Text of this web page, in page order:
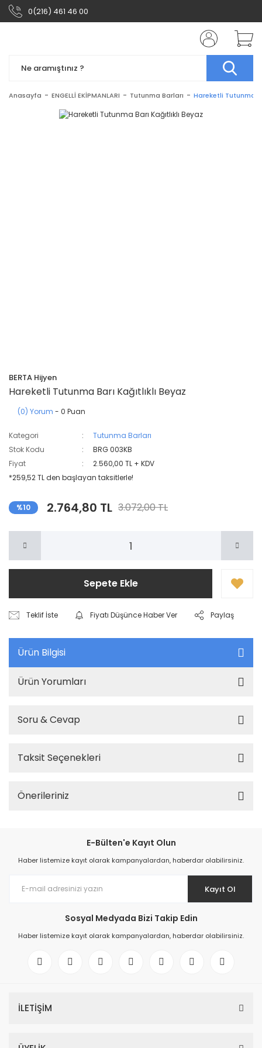
0(216) 461 46 00
Anasayfa ENGELLİ EKİPMANLARI Tutunma Barları Hareketli Tutunma
BERTA Hijyen
Hareketli Tutunma Barı Kağıtlıklı Beyaz
(0) Yorum - 0 Puan
Kategori
Tutunma Barları
Stok Kodu
BRG 003KB
Fiyat
2.560,00 TL + KDV
*259,52 TL den başlayan taksitlerle!
%10 2.764,80 TL 3.072,00 TL
Sepete Ekle
Teklif İste Fiyatı Düşünce Haber Ver Paylaş
Ürün Bilgisi
Ürün Yorumları
Soru & Cevap
Taksit Seçenekleri
Önerileriniz
E-Bülten'e Kayıt Olun
Haber listemize kayıt olarak kampanyalardan, haberdar olabilirsiniz.
Kayıt Ol
Sosyal Medyada Bizi Takip Edin
Haber listemize kayıt olarak kampanyalardan, haberdar olabilirsiniz.
İLETİŞİM